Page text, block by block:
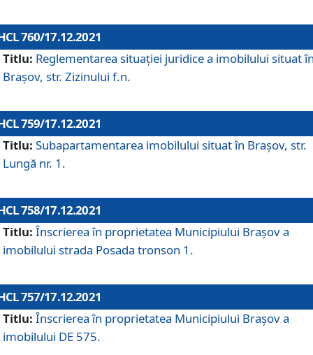
760/17.12.2021
Titlu: Reglementarea situației juridice a imobilului situat
Brașov, str. Zizinului f.n.
759/17.12.2021
Titlu: Subapartamentarea imobilului situat în Brașov, str.
Lungă nr. 1.
758/17.12.2021
Titlu: Înscrierea în proprietatea Municipiului Brașov a
imobilului strada Posada tronson 1.
757/17.12.2021
Titlu: Înscrierea în proprietatea Municipiului Brașov a
imobilului DE 575.